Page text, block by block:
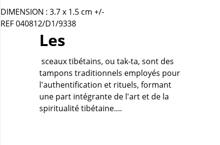
DIMENSION : 3.7 x 1.5 cm +/-
REF 040812/D1/9338
Les
sceaux tibétains, ou tak-ta, sont des
tampons traditionnels employés pour
l'authentification et rituels, formant
une part intégrante de l'art et de la
spiritualité tibétaine.…